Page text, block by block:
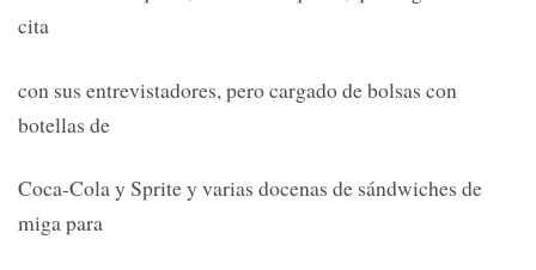
cita
con sus entrevistadores, pero cargado de bolsas con
botellas de
Coca-Cola y Sprite y varias docenas de sándwiches de
miga para